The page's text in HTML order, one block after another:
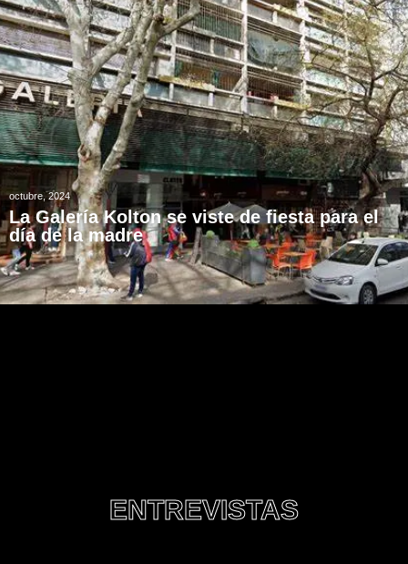
octubre, 2024
La Galería Kolton se viste de fiesta para el
día de la madre
ENTREVISTAS